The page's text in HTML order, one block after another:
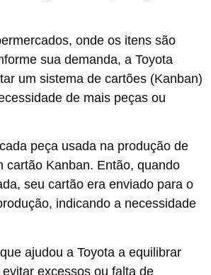
onde os itens são
sua demanda, a Toyota
um sistema de cartões (Kanban)
de mais peças ou
peça usada na produção de
cartão Kanban. Então, quando
seu cartão era enviado para o
indicando a necessidade
ajudou a Toyota a equilibrar
excessos ou falta de